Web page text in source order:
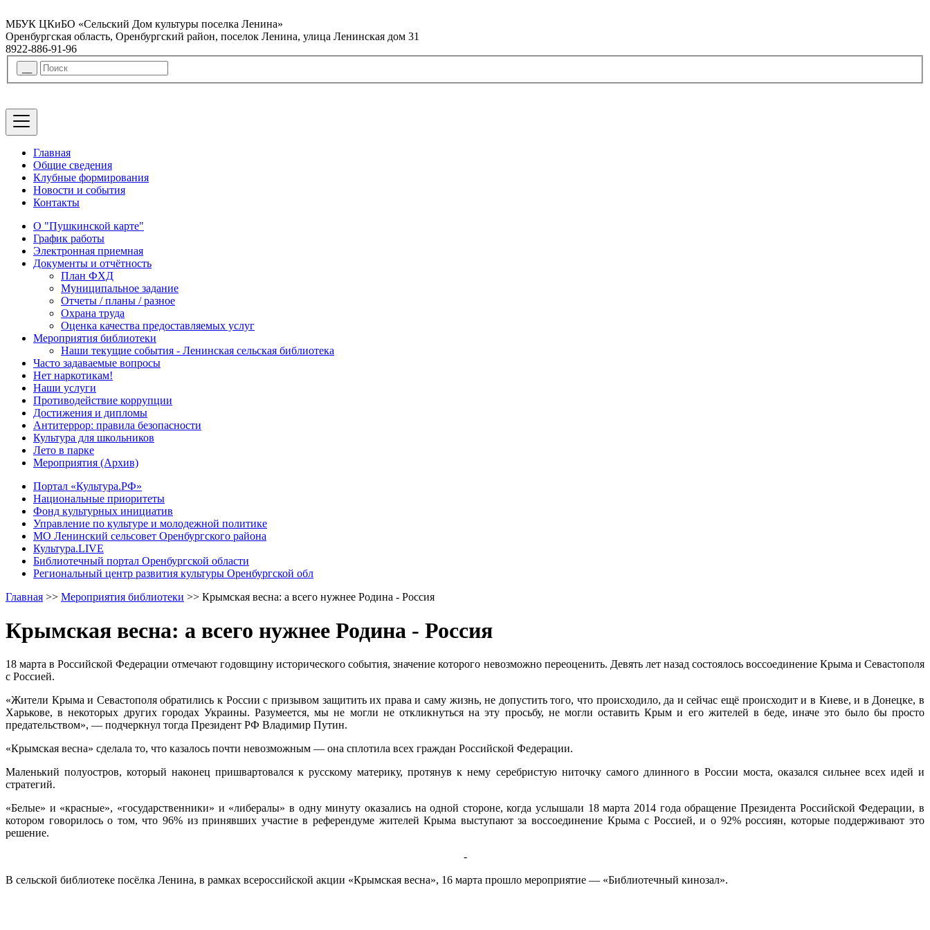
МБУК ЦКиБО «Сельский Дом культуры поселка Ленина»
Оренбургская область, Оренбургский район, поселок Ленина, улица Ленинская дом 31
8922-886-91-96
Главная
Общие сведения
Клубные формирования
Новости и события
Контакты
О "Пушкинской карте"
График работы
Электронная приемная
Документы и отчётность
План ФХД
Муниципальное задание
Отчеты / планы / разное
Охрана труда
Оценка качества предоставляемых услуг
Мероприятия библиотеки
Наши текущие события - Ленинская сельская библиотека
Часто задаваемые вопросы
Нет наркотикам!
Наши услуги
Противодействие коррупции
Достижения и дипломы
Антитеррор: правила безопасности
Культура для школьников
Лето в парке
Мероприятия (Архив)
Портал «Культура.РФ»
Национальные приоритеты
Фонд культурных инициатив
Управление по культуре и молодежной политике
МО Ленинский сельсовет Оренбургского района
Культура.LIVE
Библиотечный портал Оренбургской области
Региональный центр развития культуры Оренбургской обл
Главная >> Мероприятия библиотеки >> Крымская весна: а всего нужнее Родина - Россия
Крымская весна: а всего нужнее Родина - Россия
18 марта в Российской Федерации отмечают годовщину исторического события, значение которого невозможно переоценить. Девять лет назад состоялось воссоединение Крыма и Севастополя
с Россией.
«Жители Крыма и Севастополя обратились к России с призывом защитить их права и саму жизнь, не допустить того, что происходило, да и сейчас ещё происходит и в Киеве, и в Донецке, в
Харькове, в некоторых других городах Украины. Разумеется, мы не могли не откликнуться на эту просьбу, не могли оставить Крым и его жителей в беде, иначе это было бы просто
предательством», — подчеркнул тогда Президент РФ Владимир Путин.
«Крымская весна» сделала то, что казалось почти невозможным — она сплотила всех граждан Российской Федерации.
Маленький полуостров, который наконец пришвартовался к русскому материку, протянув к нему серебристую ниточку самого длинного в России моста, оказался сильнее всех идей и
стратегий.
«Белые» и «красные», «государственники» и «либералы» в одну минуту оказались на одной стороне, когда услышали 18 марта 2014 года обращение Президента Российской Федерации, в
котором говорилось о том, что 96% из принявших участие в референдуме жителей Крыма выступают за воссоединение Крыма с Россией, и о 92% россиян, которые поддерживают это
решение.
-
В сельской библиотеке посёлка Ленина, в рамках всероссийской акции «Крымская весна», 16 марта прошло мероприятие — «Библиотечный кинозал».